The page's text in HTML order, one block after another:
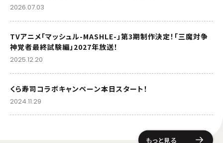
2026.07.03
TVアニメ「マッシュル-MASHLE-」第3期制作決定！「三魔対争
神覚者最終試験編」2027年放送！
2025.12.20
くら寿司コラボキャンペーン本日スタート！
2024.11.29
もっと見る